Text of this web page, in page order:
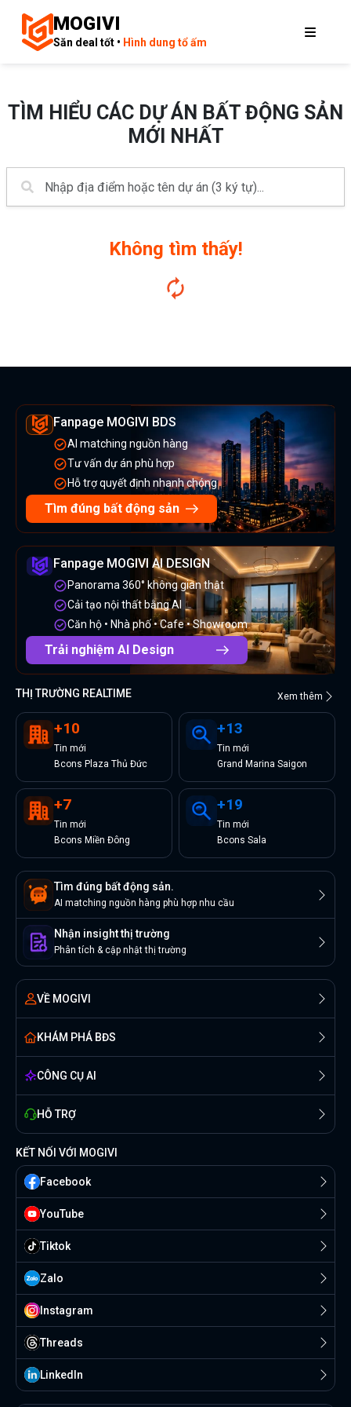
MOGIVI
Săn deal tốt • Hình dung tổ ấm
TÌM HIỂU CÁC DỰ ÁN BẤT ĐỘNG SẢN
MỚI NHẤT
Không tìm thấy!
Fanpage MOGIVI BDS
AI matching nguồn hàng
Tư vấn dự án phù hợp
Hỗ trợ quyết định nhanh chóng
Tìm đúng bất động sản
Fanpage MOGIVI AI DESIGN
Panorama 360° không gian thật
Cải tạo nội thất bằng AI
Căn hộ • Nhà phố • Cafe • Showroom
Trải nghiệm AI Design
THỊ TRƯỜNG REALTIME Xem thêm
+10
Tin mới
Bcons Plaza Thủ Đức
+13
Tin mới
Grand Marina Saigon
+7
Tin mới
Bcons Miền Đông
+19
Tin mới
Bcons Sala
Tìm đúng bất động sản.
AI matching nguồn hàng phù hợp nhu cầu
Nhận insight thị trường
Phân tích & cập nhật thị trường
VỀ MOGIVI
KHÁM PHÁ BĐS
CÔNG CỤ AI
HỖ TRỢ
KẾT NỐI VỚI MOGIVI
Facebook
YouTube
Tiktok
Zalo
Instagram
Threads
Linkedln